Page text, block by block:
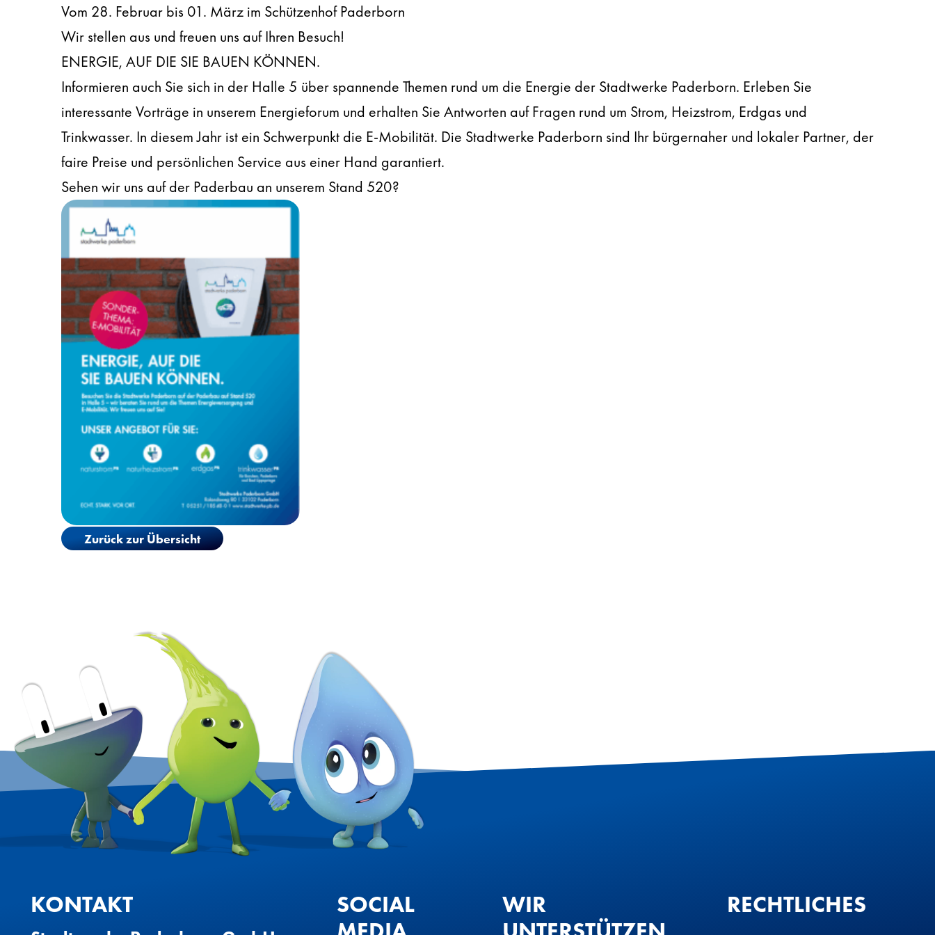
Vom 28. Februar bis 01. März im Schützenhof Paderborn
Wir stellen aus und freuen uns auf Ihren Besuch!
ENERGIE, AUF DIE SIE BAUEN KÖNNEN.
Informieren auch Sie sich in der Halle 5 über spannende Themen rund um die Energie der Stadtwerke Paderborn. Erleben Sie
interessante Vorträge in unserem Energieforum und erhalten Sie Antworten auf Fragen rund um Strom, Heizstrom, Erdgas und
Trinkwasser. In diesem Jahr ist ein Schwerpunkt die E-Mobilität. Die Stadtwerke Paderborn sind Ihr bürgernaher und lokaler Partner, der
faire Preise und persönlichen Service aus einer Hand garantiert.
Sehen wir uns auf der Paderbau an unserem Stand 520?
Zurück zur Übersicht
KONTAKT
SOCIAL
WIR
RECHTLICHES